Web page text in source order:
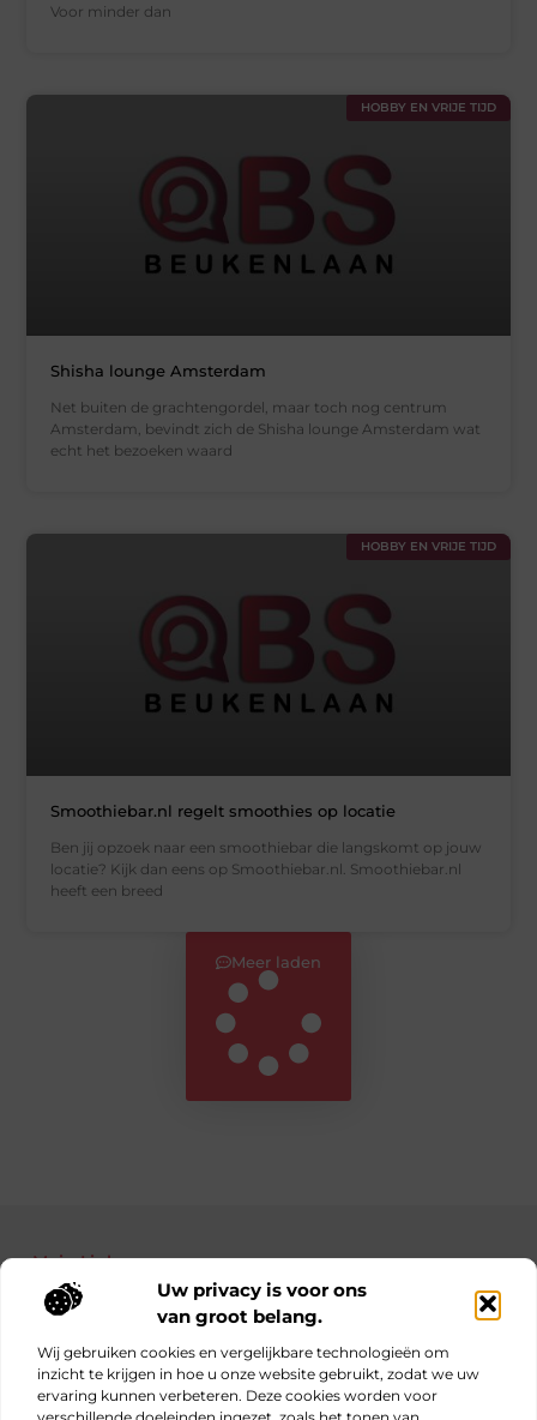
Uw privacy is voor ons
van groot belang.
Wij gebruiken cookies en vergelijkbare technologieën om
inzicht te krijgen in hoe u onze website gebruikt, zodat we uw
ervaring kunnen verbeteren. Deze cookies worden voor
Voor minder dan
HOBBY EN VRIJE TIJD
Shisha lounge Amsterdam
Net buiten de grachtengordel, maar toch nog centrum
Amsterdam, bevindt zich de Shisha lounge Amsterdam wat
echt het bezoeken waard
HOBBY EN VRIJE TIJD
Smoothiebar.nl regelt smoothies op locatie
Ben jij opzoek naar een smoothiebar die langskomt op jouw
locatie? Kijk dan eens op Smoothiebar.nl. Smoothiebar.nl
heeft een breed
Meer laden
Main Links
Bekende Nederlanders
Elke dag iets nieuws op obs-beukenlaan.nl